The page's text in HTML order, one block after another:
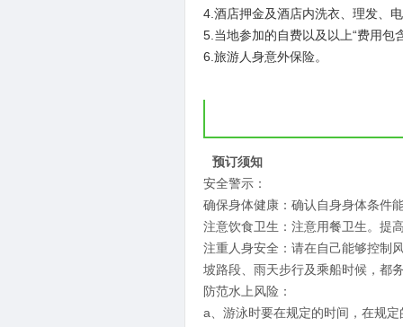
4.酒店押金及酒店内洗衣、理发、
5.当地参加的自费以及以上“费用包
6.旅游人身意外保险。
预订须知
安全警示：
确保身体健康：确认自身身体条件
注意饮食卫生：注意用餐卫生。提
注重人身安全：请在自己能够控制
坡路段、雨天步行及乘船时候，都
防范水上风险：
a、游泳时要在规定的时间，在规